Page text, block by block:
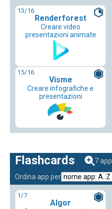
13/16
Renderforest
Creare video
presentazioni animate
15/16
Visme
Creare infografiche e
presentazioni
Flashcards
7 app
Ordina app per
1/7
Algor